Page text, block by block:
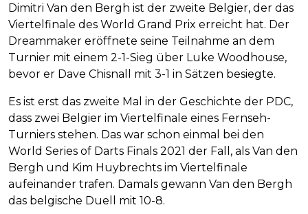
Dimitri Van den Bergh ist der zweite Belgier, der das
Viertelfinale des World Grand Prix erreicht hat. Der
Dreammaker eröffnete seine Teilnahme an dem
Turnier mit einem 2-1-Sieg über Luke Woodhouse,
bevor er Dave Chisnall mit 3-1 in Sätzen besiegte.
Es ist erst das zweite Mal in der Geschichte der PDC,
dass zwei Belgier im Viertelfinale eines Fernseh-
Turniers stehen. Das war schon einmal bei den
World Series of Darts Finals 2021 der Fall, als Van den
Bergh und Kim Huybrechts im Viertelfinale
aufeinander trafen. Damals gewann Van den Bergh
das belgische Duell mit 10-8.